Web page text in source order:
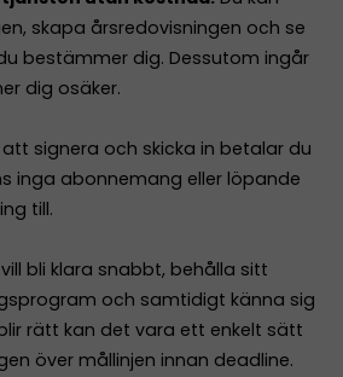
skapa årsredovisningen och se
bestämmer dig. Dessutom ingår
dig osäker.
signera och skicka in betalar du
inga abonnemang eller löpande
till.
bli klara snabbt, behålla sitt
och samtidigt känna sig
rätt kan det vara ett enkelt sätt
över mållinjen innan deadline.